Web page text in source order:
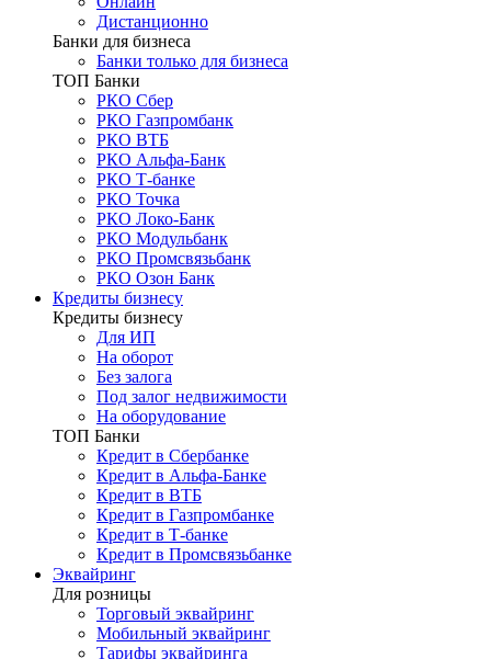
Дистанционно
Банки для бизнеса
Банки только для бизнеса
ТОП Банки
РКО Сбер
РКО Газпромбанк
РКО ВТБ
РКО Альфа-Банк
РКО Т-банке
РКО Точка
РКО Локо-Банк
РКО Модульбанк
РКО Промсвязьбанк
РКО Озон Банк
Кредиты бизнесу
Кредиты бизнесу
Для ИП
На оборот
Без залога
Под залог недвижимости
На оборудование
ТОП Банки
Кредит в Сбербанке
Кредит в Альфа-Банке
Кредит в ВТБ
Кредит в Газпромбанке
Кредит в Т-банке
Кредит в Промсвязьбанке
Эквайринг
Для розницы
Торговый эквайринг
Мобильный эквайринг
Тарифы эквайринга